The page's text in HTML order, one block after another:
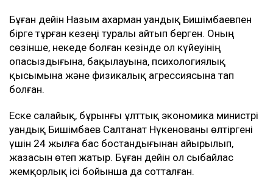
Бұған дейін Назым Қахарман Қуандық Бишімбаевпен
бірге тұрған кезеңі туралы айтып берген. Оның
сөзінше, некеде болған кезінде ол күйеуінің
опасыздығына, бақылауына, психологиялық
қысымына және физикалық агрессиясына тап
болған.
Еске салайық, бұрынғы ұлттық экономика министрі
Қуандық Бишімбаев Салтанат Нүкенованы өлтіргені
үшін 24 жылға бас бостандығынан айырылып,
жазасын өтеп жатыр. Бұған дейін ол сыбайлас
жемқорлық ісі бойынша да сотталған.